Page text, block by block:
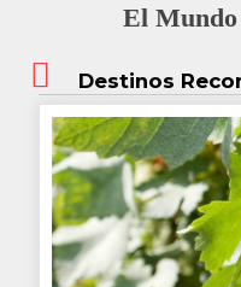
El Mundo
Destinos